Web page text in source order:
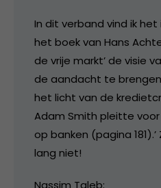
In dit verband vind ik
het boek van Hans
de vrije markt’ de visie
de aandacht te
het licht van de
Adam Smith pleitte
op banken (pagina
lang niet!
Nassim Taleb: